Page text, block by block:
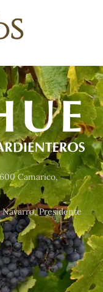
Camarico,
Presidente